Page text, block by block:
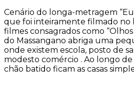
Cenário do longa-metragem
que foi inteiramente filmado no
filmes consagrados como “Olhos
do Massangano abriga uma
onde existem escola, posto de
modesto comércio . Ao longo
chão batido ficam as casas